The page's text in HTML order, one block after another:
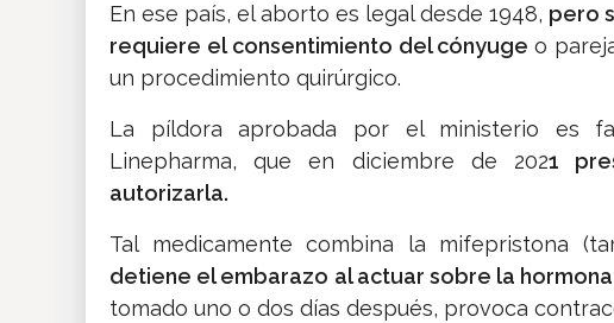
En ese país, el aborto es legal desde 1948, pero
requiere el consentimiento del cónyugeo
un procedimiento quirúrgico.
La píldora aprobada por el ministerio es
Linepharma, que en diciembre de 2021
autorizarla.
Tal medicamente combina la mifepristona
detiene el embarazo al actuar sobre la
tomado uno o dos días después, provoca